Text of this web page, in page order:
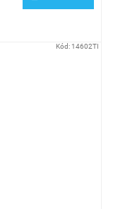
Kód: 14602TI